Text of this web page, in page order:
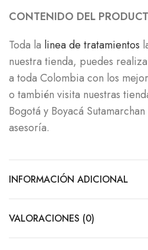
CONTENIDO DEL
Toda la linea de tratamientos
nuestra tienda, puedes
a toda Colombia con los
o también visita nuestras
Bogotá y Boyacá
asesoría.
INFORMACIÓN ADICIONAL
VALORACIONES (0)